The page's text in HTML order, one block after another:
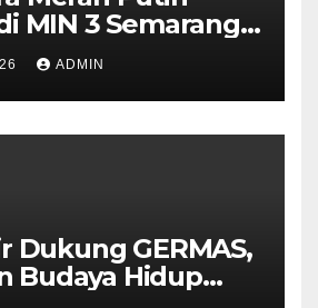
MIN 3 Semarang,
Desa
Peringatan
Kemerdekaan RI
ADMIN
Dukung GERMAS,
Budaya Hidup